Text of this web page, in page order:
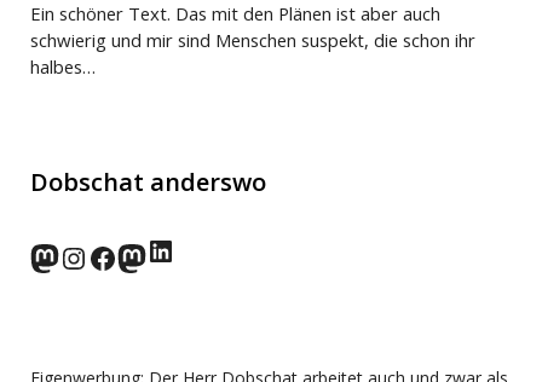
Ein schöner Text. Das mit den Plänen ist aber auch
schwierig und mir sind Menschen suspekt, die schon ihr
halbes…
Dobschat anderswo
norden.social
Instagram
Facebook
wp-punks.social
LinkedIn